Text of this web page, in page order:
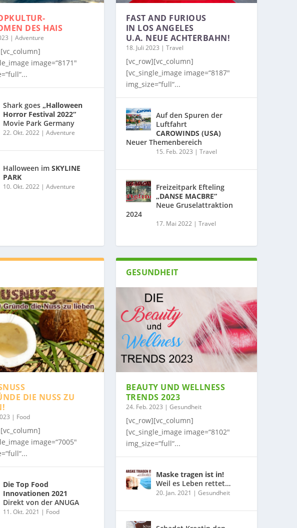
DES HAIS
| Adventure
image=“8171″
Shark goes „Halloween
Horror Festival 2022“
Movie Park Germany
22. Okt. 2022| Adventure
Halloween im SKYLINE
PARK
10. Okt. 2022| Adventure
FAST AND FURIOUS
IN LOS ANGELES
U.A. NEUE ACHTERBAHN!
18. Juli 2023 | Travel
[vc_row][vc_column]
[vc_single_image image=“8187″
img_size=“full“...
Auf den Spuren der
Luftfahrt
CAROWINDS (USA)
Neuer Themenbereich
15. Feb. 2023 | Travel
Freizeitpark Efteling
„DANSE MACBRE“
Neue Gruselattraktion
2024
17. Mai 2022| Travel
DIE NUSS ZU
| Food
image=“7005″
Die Top Food
Innovationen 2021
Direkt von der ANUGA
11. Okt. 2021 | Food
GESUNDHEIT
BEAUTY UND WELLNESS
TRENDS 2023
24. Feb. 2023 | Gesundheit
[vc_row][vc_column]
[vc_single_image image=“8102″
img_size=“full“...
Maske tragen ist in!
Weil es Leben rettet…
20. Jan. 2021 | Gesundheit